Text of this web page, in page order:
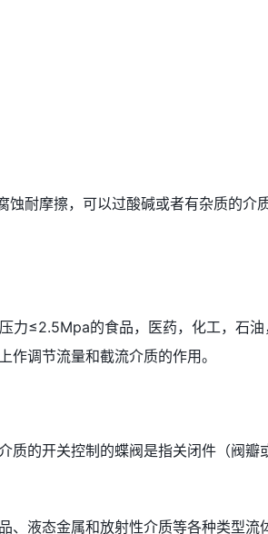
蚀耐摩擦，可以过酸碱或者有杂质的介
≤2.5Mpa的食品，医药，化工，石油
调节流量和截流介质的作用。
质的开关控制的蝶阀是指关闭件（阀瓣
、液态金属和放射性介质等各种类型流